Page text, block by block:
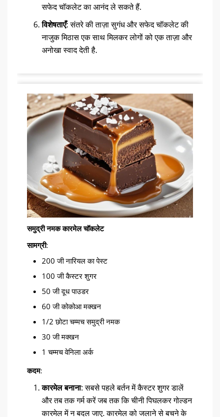
सफेद चॉकलेट का आनंद ले सकते हैं.
विशेषताएँ: संतरे की ताज़ा सुगंध और सफेद चॉकलेट की
नाजुक मिठास एक साथ मिलकर लोगों को एक ताज़ा और
अनोखा स्वाद देती है.
समुद्री नमक कारमेल चॉकलेट
सामग्री:
200 जी नारियल का पेस्ट
100 जी कैस्टर शुगर
50 जी दूध पाउडर
60 जी कोकोआ मक्खन
1/2 छोटा चम्मच समुद्री नमक
30 जी मक्खन
1 चम्मच वेनिला अर्क
कदम:
कारमेल बनाना: सबसे पहले बर्तन में कैस्टर शुगर डालें
और तब तक गर्म करें जब तक कि चीनी पिघलकर गोल्डन
कारमेल में न बदल जाए. कारमेल को जलाने से बचने के